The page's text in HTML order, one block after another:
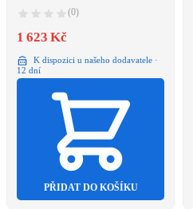
(0)
1 623 Kč
K dispozici u našeho dodavatele ·
12 dní
PŘIDAT DO KOŠÍKU